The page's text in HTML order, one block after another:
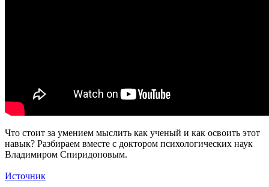
Что стоит за умением мыслить как ученый и как освоить этот
навык? Разбираем вместе с доктором психологических наук
Владимиром Спиридоновым.
Источник